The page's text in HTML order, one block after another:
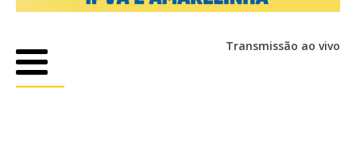
Transmissão ao vivo